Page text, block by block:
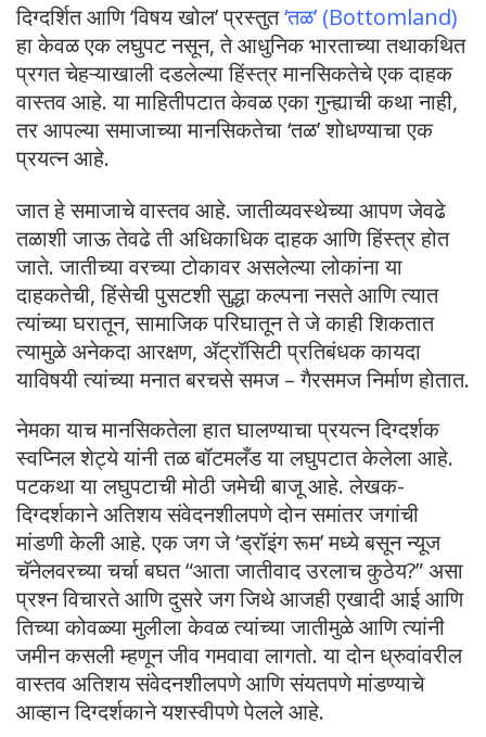
​दिग्दर्शित आणि ‘विषय खोल’ प्रस्तुत‘तळ’ (Bottomland)
हा केवळ एक लघुपट नसून, ते आधुनिक भारताच्या तथाकथित
प्रगत चेहऱ्याखाली दडलेल्या हिंस्त्र मानसिकतेचे एक दाहक
वास्तव आहे. या माहितीपटात केवळ एका गुन्ह्याची कथा नाही,
तर आपल्या समाजाच्या मानसिकतेचा ‘तळ’ शोधण्याचा एक
प्रयत्न आहे.
जात हे समाजाचे वास्तव आहे. जातीव्यवस्थेच्या आपण जेवढे
तळाशी जाऊ तेवढे ती अधिकाधिक दाहक आणि हिंस्त्र होत
जाते. ​जातीच्या वरच्या टोकावर असलेल्या लोकांना या
दाहकतेची, हिंसेची पुसटशी सुद्धा कल्पना नसते आणि त्यात
त्यांच्या घरातून, सामाजिक परिघातून ते जे काही शिकतात
त्यामुळे अनेकदा आरक्षण, ॲट्रॉसिटी प्रतिबंधक कायदा
याविषयी त्यांच्या मनात बरचसे समज – गैरसमज निर्माण होतात.
नेमका याच मानसिकतेला हात घालण्याचा प्रयत्न दिग्दर्शक
स्वप्निल शेट्ये यांनी तळ बॉटमलँड या लघुपटात केलेला आहे.
पटकथा या लघुपटाची मोठी जमेची बाजू आहे. लेखक-
दिग्दर्शकाने अतिशय संवेदनशीलपणे दोन समांतर जगांची
मांडणी केली आहे. एक जग जे ‘ड्रॉइंग रूम’ मध्ये बसून न्यूज
चॅनेलवरच्या चर्चा बघत “आता जातीवाद उरलाच कुठेय?” असा
प्रश्न विचारते आणि दुसरे जग जिथे आजही एखादी आई आणि
तिच्या कोवळ्या मुलीला केवळ त्यांच्या जातीमुळे आणि त्यांनी
जमीन कसली म्हणून जीव गमवावा लागतो. या दोन ध्रुवांवरील
वास्तव अतिशय संवेदनशीलपणे आणि संयतपणे मांडण्याचे
आव्हान दिग्दर्शकाने यशस्वीपणे पेलले आहे.